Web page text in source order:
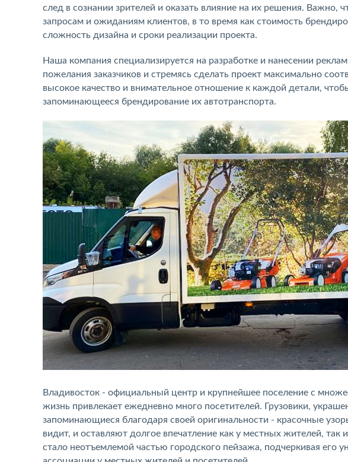
след в сознании зрителей и оказать влияние на их решения. Важно,
запросам и ожиданиям клиентов, в то время как стоимость
сложность дизайна и сроки реализации проекта.
Наша компания специализируется на разработке и нанесении
пожелания заказчиков и стремясь сделать проект максимально
высокое качество и внимательное отношение к каждой детали,
запоминающееся брендирование их автотранспорта.
Владивосток - официальный центр и крупнейшее поселение с
жизнь привлекает ежедневно много посетителей. Грузовики,
запоминающиеся благодаря своей оригинальности - красочные
видит, и оставляют долгое впечатление как у местных жителей, так
стало неотъемлемой частью городского пейзажа, подчеркивая его